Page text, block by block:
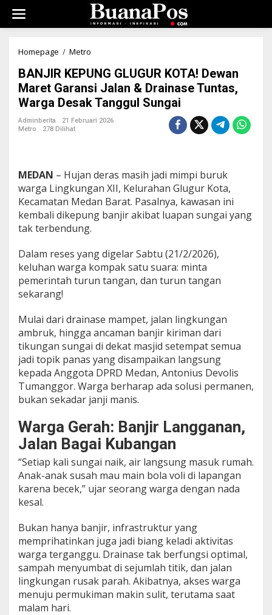
w
Homepage / Metro
N
J
I
R
K
G
L
U
G
O
T
A
w
a
n
M
a
r
e
t
a
r
a
s
i
J
n
&
D
r
a
i
n
BANJIR KEPUNG GLUGUR KOTA! Dewan
Maret Garansi Jalan & Drainase Tuntas,
Warga Desak Tanggul Sungai
Adminberita
21 Februari 2026
Metro
278 Dilihat
MEDAN – Hujan deras masih jadi mimpi buruk
warga Lingkungan XII, Kelurahan Glugur Kota,
Kecamatan Medan Barat. Pasalnya, kawasan ini
kembali dikepung banjir akibat luapan sungai yang
tak terbendung.
Dalam reses yang digelar Sabtu (21/2/2026),
keluhan warga kompak satu suara: minta
pemerintah turun tangan, dan turun tangan
sekarang!
Mulai dari drainase mampet, jalan lingkungan
ambruk, hingga ancaman banjir kiriman dari
tikungan sungai di dekat masjid setempat semua
jadi topik panas yang disampaikan langsung
kepada Anggota DPRD Medan, Antonius Devolis
Tumanggor. Warga berharap ada solusi permanen,
bukan sekadar janji manis.
Warga Gerah: Banjir Langganan,
Jalan Bagai Kubangan
“Setiap kali sungai naik, air langsung masuk rumah.
Anak-anak susah mau main bola voli di lapangan
karena becek,” ujar seorang warga dengan nada
kesal.
Bukan hanya banjir, infrastruktur yang
memprihatinkan juga jadi biang keladi aktivitas
warga terganggu. Drainase tak berfungsi optimal,
sampah menyumbat di sejumlah titik, dan jalan
lingkungan rusak parah. Akibatnya, akses warga
menuju permukiman makin sulit, terutama saat
malam hari.